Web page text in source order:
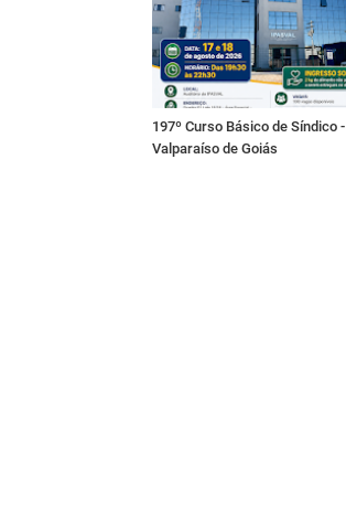
197º Curso Básico de Síndico -
Valparaíso de Goiás